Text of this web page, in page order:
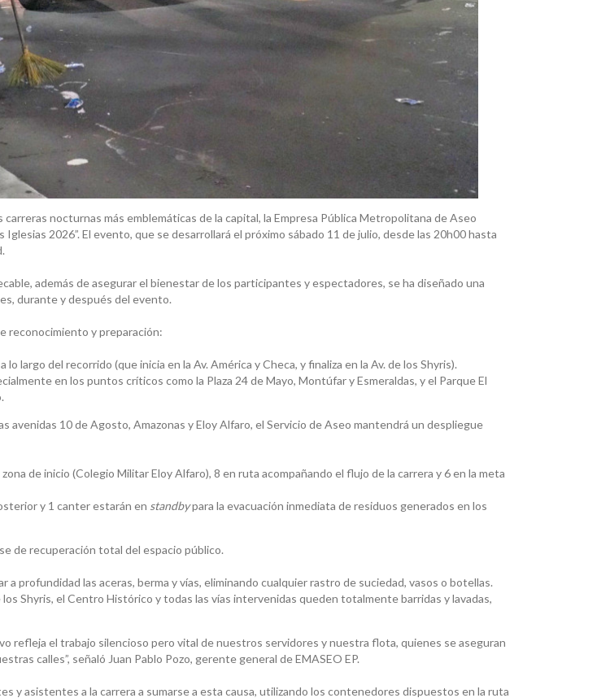
nocturnas más emblemáticas de la capital, la Empresa Pública Metropolitana de Aseo
2026”. El evento, que se desarrollará el próximo sábado 11 de julio, desde las 20h00 hasta
además de asegurar el bienestar de los participantes y espectadores, se ha diseñado una
durante y después del evento.
reconocimiento y preparación:
largo del recorrido (que inicia en la Av. América y Checa, y finaliza en la Av. de los Shyris).
en los puntos críticos como la Plaza 24 de Mayo, Montúfar y Esmeraldas, y el Parque El
10 de Agosto, Amazonas y Eloy Alfaro, el Servicio de Aseo mantendrá un despliegue
de inicio (Colegio Militar Eloy Alfaro), 8 en ruta acompañando el flujo de la carrera y 6 en la meta
y 1 canter estarán en standbypara la evacuación inmediata de residuos generados en los
de recuperación total del espacio público.
a profundidad las aceras, berma y vías, eliminando cualquier rastro de suciedad, vasos o botellas.
Shyris, el Centro Histórico y todas las vías intervenidas queden totalmente barridas y lavadas,
refleja el trabajo silencioso pero vital de nuestros servidores y nuestra flota, quienes se aseguran
calles”, señaló Juan Pablo Pozo, gerente general de EMASEO EP.
y asistentes a la carrera a sumarse a esta causa, utilizando los contenedores dispuestos en la ruta